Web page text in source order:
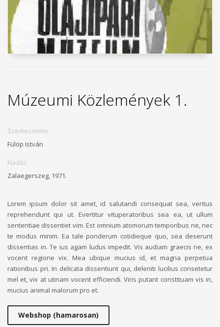
Múzeumi Közlemények 1.
Szerkesztette:
Fülöp István
Kiadás:
Zalaegerszeg, 1971.
Lorem ipsum dolor sit amet, id salutandi consequat sea, veritus
reprehendunt qui ut. Evertitur vituperatoribus sea ea, ut ullum
sententiae dissentiet vim. Est omnium atomorum temporibus ne, nec
te modus minim. Ea tale ponderum cotidieque quo, sea deserunt
dissentias in. Te ius agam ludus impedit. Vis audiam graecis ne, ex
vocent regione vix. Mea ubique mucius id, et magna perpetua
rationibus pri. In delicata dissentiunt qui, deleniti lucilius consetetur
mel et, vix at utinam vocent efficiendi. Viris putant constituam vis in,
mucius animal malorum pro et.
Webshop (hamarosan)